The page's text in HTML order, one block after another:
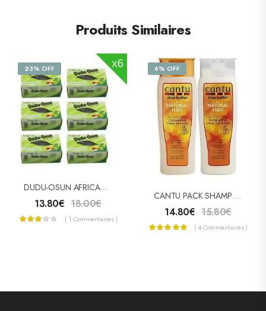
Produits Similaires
23% OFF
DUDU-OSUN AFRICAN BLACK SOAP – SAVON NOIR PACK 6
13.80€ 18.00€
( 1 Commentaires )
6% OFF
CANTU PACK SHAMPOOING & APRÈS-SHAMPOOING
14.80€ 15.80€
( 4 Commentaires )